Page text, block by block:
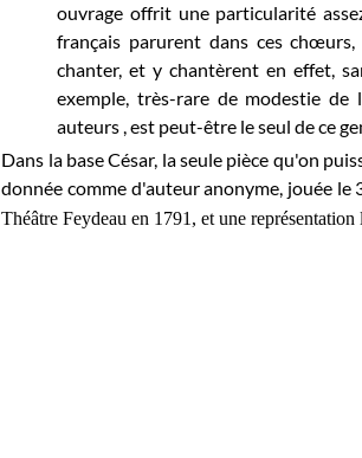
ouvrage offrit une particularité
français parurent dans ces
chanter, et y chantèrent en effet,
exemple, très-rare de modestie de
auteurs , est peut-être le seul de ce
Dans la base César, la seule pièce qu'on
donnée comme d'auteur anonyme, jouée le
Théâtre Feydeau en 1791, et une représentation